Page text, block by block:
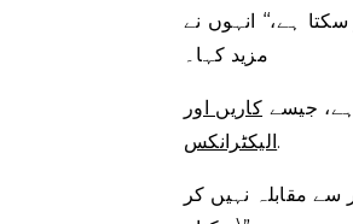
ہے،‘‘ انہوں نے
مزید کہا۔
جیسے کاریں اور
الیکٹرانکس.
مقابلہ نہیں کر